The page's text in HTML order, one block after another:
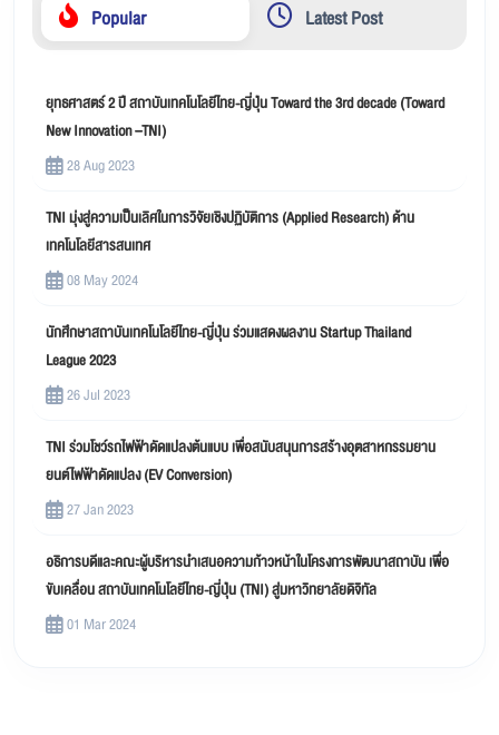
Popular Latest Post
ยุทธศาสตร์ 2 ปี สถาบันเทคโนโลยีไทย-ญี่ปุ่น Toward the 3rd decade (Toward
New Innovation –TNI)
28 Aug 2023
TNI มุ่งสู่ความเป็นเลิศในการวิจัยเชิงปฏิบัติการ (Applied Research) ด้าน
เทคโนโลยีสารสนเทศ
08 May 2024
นักศึกษาสถาบันเทคโนโลยีไทย-ญี่ปุ่น ร่วมแสดงผลงาน Startup Thailand
League 2023
26 Jul 2023
TNI ร่วมโชว์รถไฟฟ้าดัดแปลงต้นแบบ เพื่อสนับสนุนการสร้างอุตสาหกรรมยาน
ยนต์ไฟฟ้าดัดแปลง (EV Conversion)
27 Jan 2023
อธิการบดีและคณะผู้บริหารนำเสนอความก้าวหน้าในโครงการพัฒนาสถาบัน เพื่อ
ขับเคลื่อน สถาบันเทคโนโลยีไทย-ญี่ปุ่น (TNI) สู่มหาวิทยาลัยดิจิทัล
01 Mar 2024